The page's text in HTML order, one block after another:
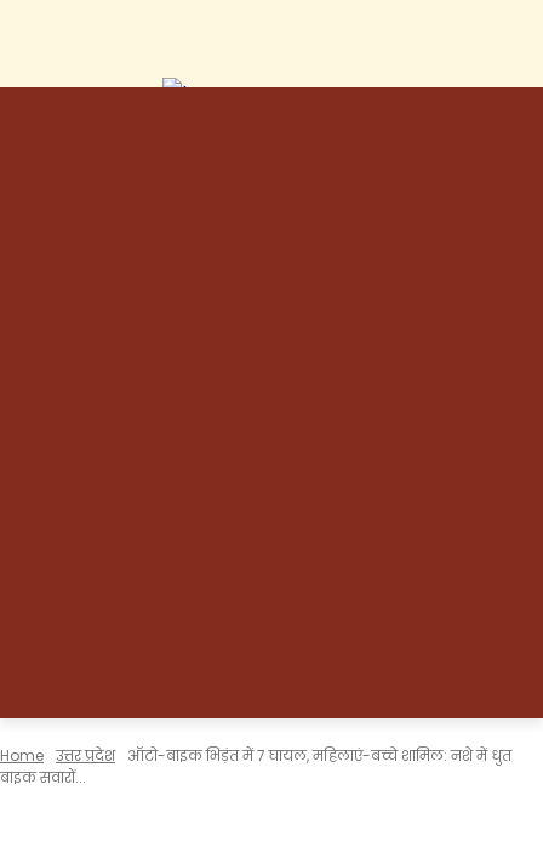
Home उत्तर प्रदेश
ऑटो-बाइक भिड़ंत में 7 घायल, महिलाएं-बच्चे शामिल: नशे में धुत
बाइक सवारों...